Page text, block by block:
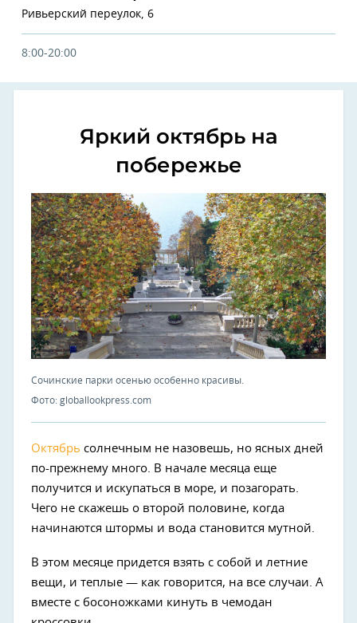
Ривьерский переулок, 6
8:00-20:00
Яркий октябрь на
побережье
Сочинские парки осенью особенно красивы.
Фото: globallookpress.com
Октябрь солнечным не назовешь, но ясных дней
по-прежнему много. В начале месяца еще
получится и искупаться в море, и позагорать.
Чего не скажешь о второй половине, когда
начинаются штормы и вода становится мутной.
В этом месяце придется взять с собой и летние
вещи, и теплые — как говорится, на все случаи. А
вместе с босоножками кинуть в чемодан